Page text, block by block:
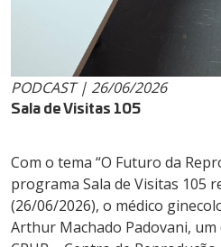
PODCAST | 26/06/2026
Sala de Visitas 105
Com o tema “O Futuro da
programa Sala de Visitas 105
(26/06/2026), o médico
Arthur Machado Padovani,